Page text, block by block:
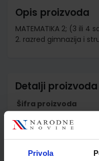
Privola
Opis proizvoda
MATEMATIKA 2; (3 ili
2. razred gimnazija i
Detalji proizvoda
Šifra proizvoda
Nakladnik
Školski razred